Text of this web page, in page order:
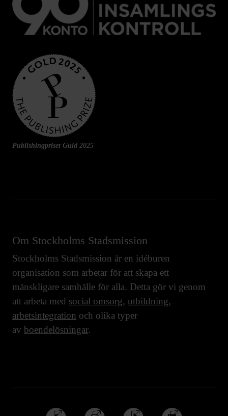
Publishingpriset Guld 2025
Om Stockholms Stadsmission
Stockholms Stadsmission är en idéburen
organisation som arbetar för att skapa ett
mänskligare samhälle för alla. Detta gör vi genom
att arbeta med social omsorg, utbildning,
arbetsintegration och olika typer
av boendelösningar.